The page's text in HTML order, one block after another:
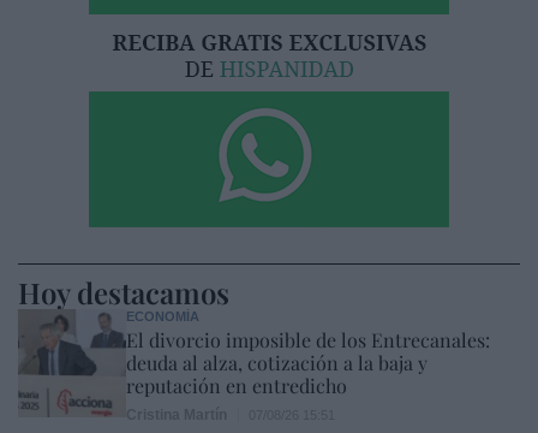
Hoy destacamos
ECONOMÍA
El divorcio imposible de los Entrecanales:
deuda al alza, cotización a la baja y
reputación en entredicho